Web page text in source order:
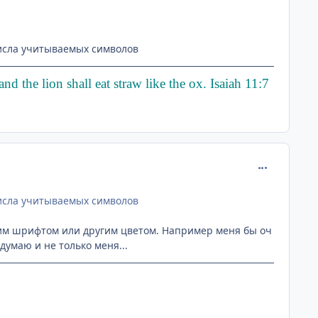
учитываемых символов
the lion shall eat straw like the ox. Isaiah 11:7
учитываемых символов
шрифтом или другим цветом. Например меня бы оч
и не только меня...